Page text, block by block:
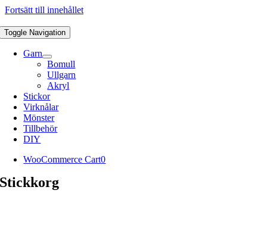
Fortsätt till innehållet
Toggle Navigation
Garn
Bomull
Ullgarn
Akryl
Stickor
Virknålar
Mönster
Tillbehör
DIY
WooCommerce Cart0
Stickkorg